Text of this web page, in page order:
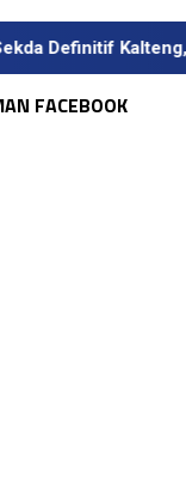
Kalteng,
FACEBOOK